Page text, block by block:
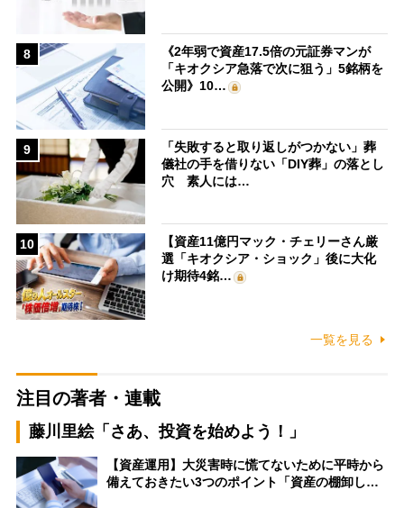
8
《2年弱で資産17.5倍の元証券マンが
「キオクシア急落で次に狙う」5銘柄を
公開》10…
9
「失敗すると取り返しがつかない」葬
儀社の手を借りない「DIY葬」の落とし
穴 素人には…
10
【資産11億円マック・チェリーさん厳
選「キオクシア・ショック」後に大化
け期待4銘…
一覧を見る
注目の著者・連載
藤川里絵「さあ、投資を始めよう！」
【資産運用】大災害時に慌てないために平時から
備えておきたい3つのポイント「資産の棚卸し…